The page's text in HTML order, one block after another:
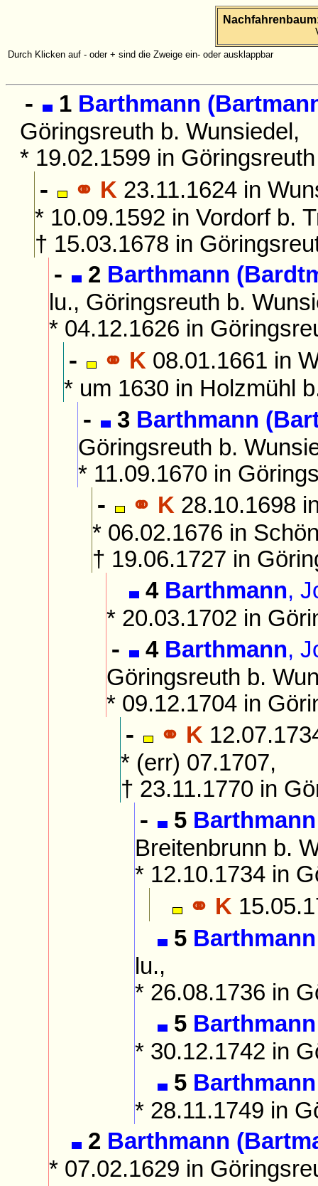
Durch Klicken auf - oder + sind die Zweige ein- oder ausklappbar
- 1 Barthmann
Göringsreuth b. Wunsiedel,
* 19.02.1599 in
- ⚭ K 23.11.1624 in
* 10.09.1592 in Vordorf b.
† 15.03.1678 in
- 2 Barthmann
lu., Göringsreuth b.
* 04.12.1626 in
- ⚭ K 08.01.1661 in
* um 1630 in Holzmühl
- 3 Barthmann
Göringsreuth b.
* 11.09.1670 in
- ⚭ K28.10.1698
* 06.02.1676 in
† 19.06.1727 in
4 Barthmann,
* 20.03.1702 in
- 4 Barthmann,
Göringsreuth b.
* 09.12.1704 in
- ⚭ K
* (err) 07.1707,
† 23.11.1770 in
- 5 Barthmann
Breitenbrunn b.
* 12.10.1734 in
⚭ K
5 Barthmann
lu.,
* 26.08.1736 in
5 Barthmann
* 30.12.1742 in
5 Barthmann
* 28.11.1749 in
2 Barthmann
* 07.02.1629 in